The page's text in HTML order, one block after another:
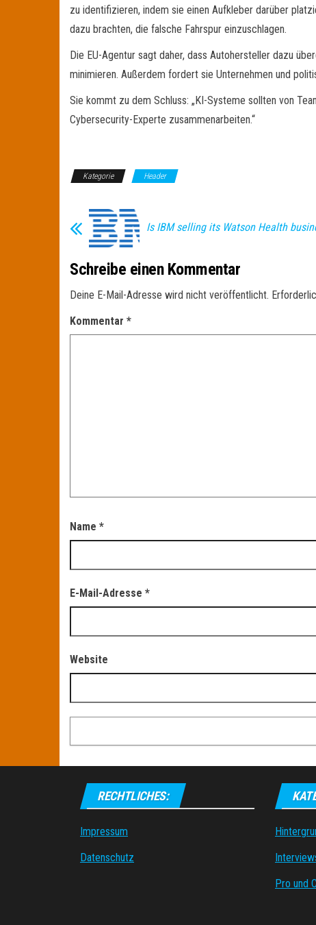
zu identifizieren, indem sie einen Aufkleber darüber
dazu brachten, die falsche Fahrspur einzuschlagen.
Die EU-Agentur sagt daher, dass Autohersteller dazu
minimieren. Außerdem fordert sie Unternehmen und
Sie kommt zu dem Schluss: „KI-Systeme sollten von
Cybersecurity-Experte zusammenarbeiten.“
Kategorie Header
Is IBM selling its Watson Health
Schreibe einen Kommentar
Deine E-Mail-Adresse wird nicht veröffentlicht.
Kommentar *
Name *
E-Mail-Adresse *
Website
RECHTLICHES:
Impressum
Datenschutz
Pro und